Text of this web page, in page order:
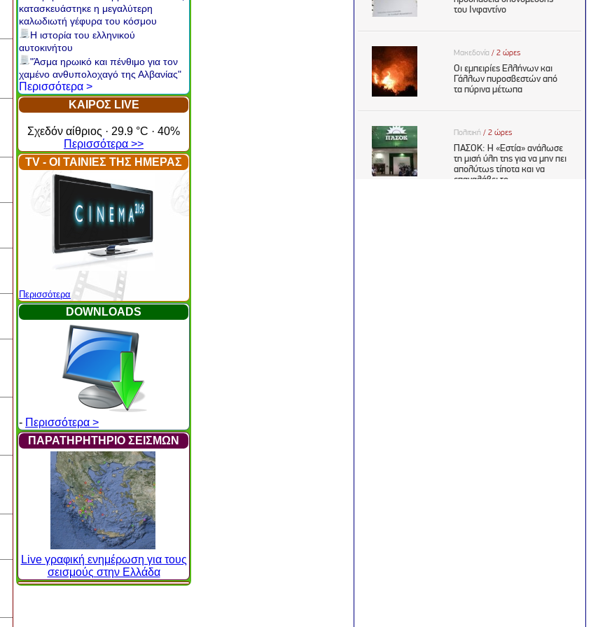
κατασκευάστηκε η μεγαλύτερη
καλωδιωτή γέφυρα του κόσμου
Η ιστορία του ελληνικού
αυτοκινήτου
"Άσμα ηρωικό και πένθιμο για τον
χαμένο ανθυπολοχαγό της Αλβανίας"
Περισσότερα >
ΚΑΙΡΟΣ LIVE
Σχεδόν αίθριος · 29.9 °C · 40%
Περισσότερα >>
TV - ΟΙ ΤΑΙΝΙΕΣ ΤΗΣ ΗΜΕΡΑΣ
Περισσότερα
DOWNLOADS
- Περισσότερα >
ΠΑΡΑΤΗΡΗΤΗΡΙΟ ΣΕΙΣΜΩΝ
Live γραφική ενημέρωση για τους
σεισμούς στην Ελλάδα